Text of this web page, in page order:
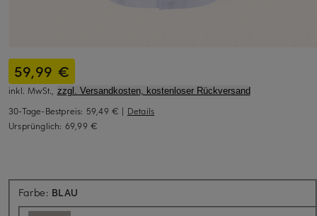
59,99 €
inkl. MwSt., zzgl. Versandkosten, kostenloser Rückversand
30-Tage-Bestpreis: 59,49 € | Details
Ursprünglich: 69,99 €
Farbe: BLAU